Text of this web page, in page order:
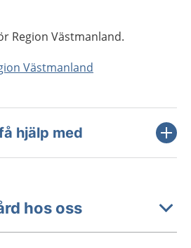
Region Västmanland.
Västmanland
hjälp med
hos oss